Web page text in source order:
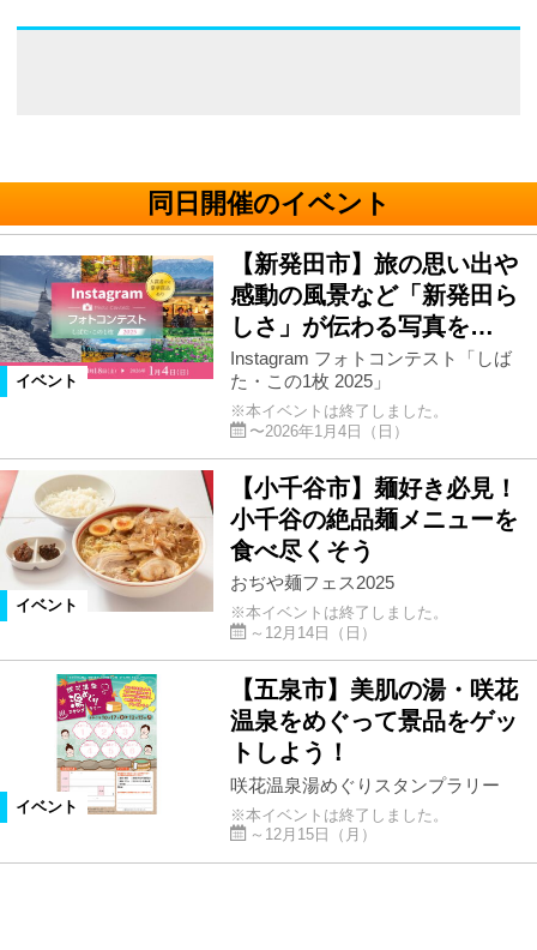
同日開催のイベント
イベント
【新発田市】旅の思い出や
感動の風景など「新発田ら
しさ」が伝わる写真を…
Instagram フォトコンテスト「しば
た・この1枚 2025」
※本イベントは終了しました。
〜2026年1月4日（日）
イベント
【小千谷市】麺好き必見！
小千谷の絶品麺メニューを
食べ尽くそう
おぢや麺フェス2025
※本イベントは終了しました。
～12月14日（日）
イベント
【五泉市】美肌の湯・咲花
温泉をめぐって景品をゲッ
トしよう！
咲花温泉湯めぐりスタンプラリー
※本イベントは終了しました。
～12月15日（月）